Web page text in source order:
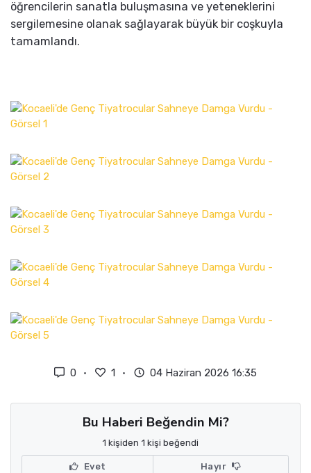
öğrencilerin sanatla buluşmasına ve yeteneklerini
sergilemesine olanak sağlayarak büyük bir coşkuyla
tamamlandı.
0 1 04 Haziran 2026 16:35
Bu Haberi Beğendin Mi?
1 kişiden 1 kişi beğendi
Evet Hayır